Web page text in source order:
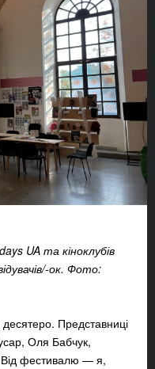
UA та кіноклубів
ок. Фото:
Представниці
Оля Бабчук,
Від фестивалю — я,